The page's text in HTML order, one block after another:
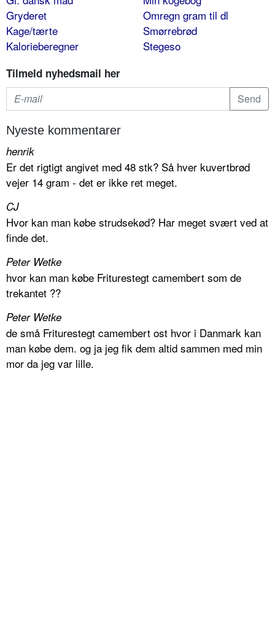
Gryderet
Kage/tærte
Kalorieberegner
Omregn gram til dl
Smørrebrød
Stegeso
Tilmeld nyhedsmail her
Nyeste kommentarer
henrik
Er det rigtigt angivet med 48 stk? Så hver kuvertbrød
vejer 14 gram - det er ikke ret meget.
CJ
Hvor kan man købe strudsekød? Har meget svært ved at
finde det.
Peter Wetke
hvor kan man købe Friturestegt camembert som de
trekantet ??
Peter Wetke
de små Friturestegt camembert ost hvor i Danmark kan
man købe dem. og ja jeg fik dem altid sammen med min
mor da jeg var lille.